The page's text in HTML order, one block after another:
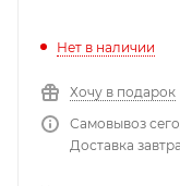
Нет в наличии
Хочу в подарок
Самовывоз
Доставка